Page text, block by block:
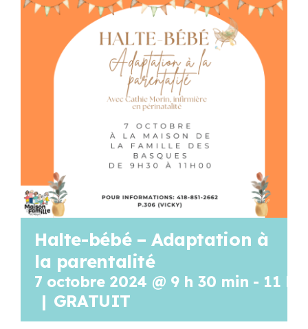
Programmation
Mon Compte
OFFRES D’EMPLOI
Halte-bébé – Adaptation à
la parentalité
7 octobre 2024 @ 9 h 30 min - 11 h
| GRATUIT